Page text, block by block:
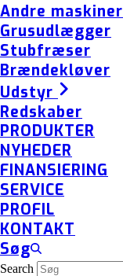
Andre maskiner
Grusudlægger
Stubfræser
Brændekløver
Udstyr
Redskaber
PRODUKTER
NYHEDER
FINANSIERING
SERVICE
PROFIL
KONTAKT
Søg
Search